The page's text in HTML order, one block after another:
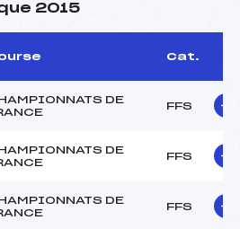
2015
Cat.
DE
FFS
DE
FFS
DE
FFS